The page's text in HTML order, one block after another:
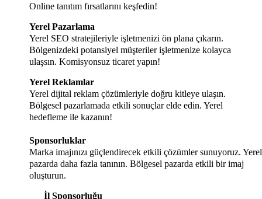
Online tanıtım fırsatlarını keşfedin!
Yerel Pazarlama
Yerel SEO stratejileriyle işletmenizi ön plana çıkarın.
Bölgenizdeki potansiyel müşteriler işletmenize kolayca
ulaşsın. Komisyonsuz ticaret yapın!
Yerel Reklamlar
Yerel dijital reklam çözümleriyle doğru kitleye ulaşın.
Bölgesel pazarlamada etkili sonuçlar elde edin. Yerel
hedefleme ile kazanın!
Sponsorluklar
Marka imajınızı güçlendirecek etkili çözümler sunuyoruz. Yerel
pazarda daha fazla tanının. Bölgesel pazarda etkili bir imaj
oluşturun.
İl Sponsorluğu